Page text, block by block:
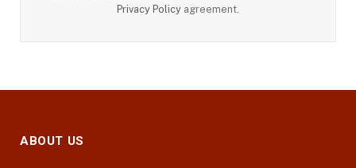
Privacy Policy agreement.
ABOUT US